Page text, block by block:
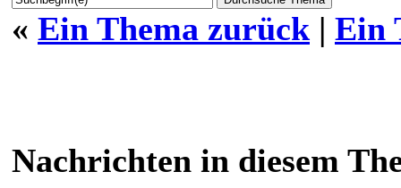
« Ein Thema zurück | Ein
Nachrichten in diesem